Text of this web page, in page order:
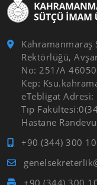
Kahramanmaraş
Rektörlüğü,
No: 251/A
Kep:
eTebligat
Tıp
Hastane
+90 (344) 300
+90 (344) 300